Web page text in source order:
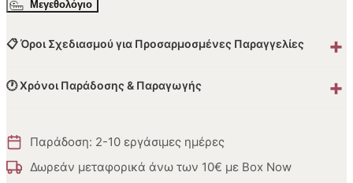
Μεγεθολόγιο
📋 Όροι Σχεδιασμού για Προσαρμοσμένες Παραγγελίες +
🕐 Χρόνοι Παράδοσης & Παραγωγής +
Παράδοση: 2-10 εργάσιμες ημέρες
Δωρεάν μεταφορικά άνω των 10€ με Box Now